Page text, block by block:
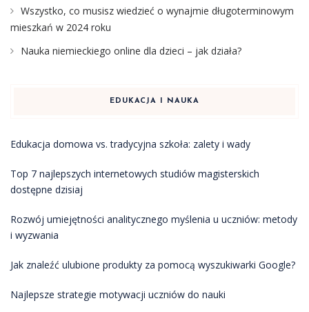
Wszystko, co musisz wiedzieć o wynajmie długoterminowym
mieszkań w 2024 roku
Nauka niemieckiego online dla dzieci – jak działa?
EDUKACJA I NAUKA
Edukacja domowa vs. tradycyjna szkoła: zalety i wady
Top 7 najlepszych internetowych studiów magisterskich
dostępne dzisiaj
Rozwój umiejętności analitycznego myślenia u uczniów: metody
i wyzwania
Jak znaleźć ulubione produkty za pomocą wyszukiwarki Google?
Najlepsze strategie motywacji uczniów do nauki